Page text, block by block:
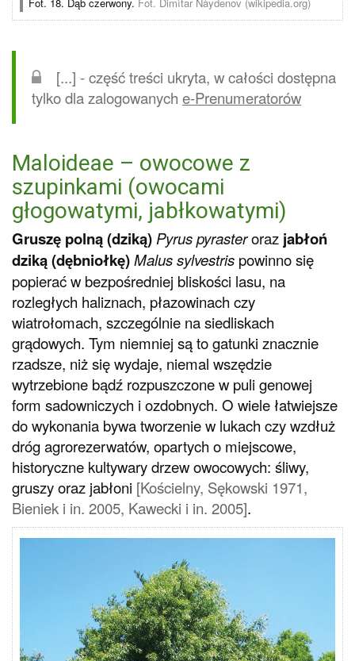
[...] - część treści ukryta, w całości dostępna
tylko dla zalogowanych e-Prenumeratorów
Maloideae – owocowe z
szupinkami (owocami
głogowatymi, jabłkowatymi)
Gruszę polną (dziką) Pyrus pyrasteroraz jabłoń
dziką (dębniołkę)Malus sylvestris powinno się
popierać w bezpośredniej bliskości lasu, na
rozległych haliznach, płazowinach czy
wiatrołomach, szczególnie na siedliskach
grądowych. Tym niemniej są to gatunki znacznie
rzadsze, niż się wydaje, niemal wszędzie
wytrzebione bądź rozpuszczone w puli genowej
form sadowniczych i ozdobnych. O wiele łatwiejsze
do wykonania bywa tworzenie w lukach czy wzdłuż
dróg agrorezerwatów, opartych o miejscowe,
historyczne kultywary drzew owocowych: śliwy,
gruszy oraz jabłoni [Kościelny, Sękowski 1971,
Bieniek i in. 2005, Kawecki i in. 2005].